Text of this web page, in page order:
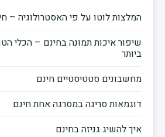
המלצות לוטו על פי האסטרולוגיה –
שיפור איכות תמונה בחינם – הכלי
ביותר
מחשבונים סטטיסטיים חינם
דוגמאות סריגה במסרגה אחת חינם
איך להשיג גניזה בחינם